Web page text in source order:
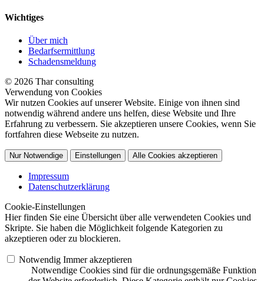
Wichtiges
Über mich
Bedarfsermittlung
Schadensmeldung
© 2026 Thar consulting
Verwendung von Cookies
Wir nutzen Cookies auf unserer Website. Einige von ihnen sind
notwendig während andere uns helfen, diese Website und Ihre
Erfahrung zu verbessern. Sie akzeptieren unsere Cookies, wenn Sie
fortfahren diese Webseite zu nutzen.
Nur Notwendige Einstellungen Alle Cookies akzeptieren
Impressum
Datenschutzerklärung
Cookie-Einstellungen
Hier finden Sie eine Übersicht über alle verwendeten Cookies und
Skripte. Sie haben die Möglichkeit folgende Kategorien zu
akzeptieren oder zu blockieren.
Notwendig Immer akzeptieren
Notwendige Cookies sind für die ordnungsgemäße Funktion